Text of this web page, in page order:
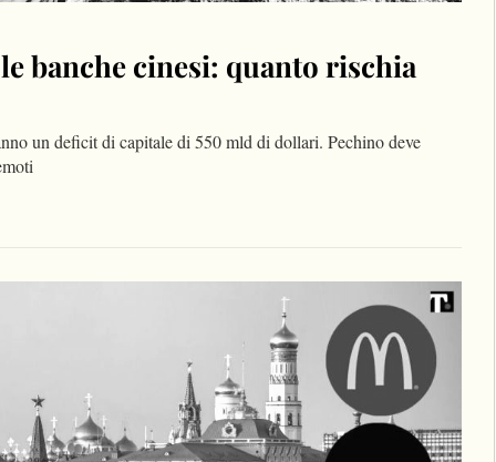
banche cinesi: quanto rischia
un deficit di capitale di 550 mld di dollari. Pechino deve